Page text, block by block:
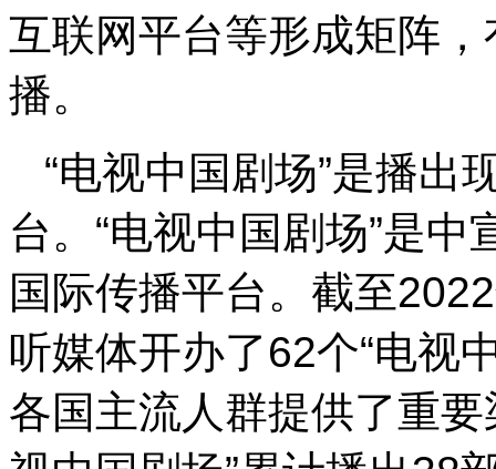
互联网平台等形成矩阵
播。
“电视中国剧场”是播出
台。“电视中国剧场”是
国际传播平台。截至
听媒体开办了62个“电视
各国主流人群提供了重